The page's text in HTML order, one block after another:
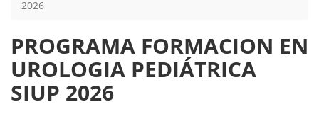
2026
PROGRAMA FORMACION EN
UROLOGIA PEDIÁTRICA
SIUP 2026